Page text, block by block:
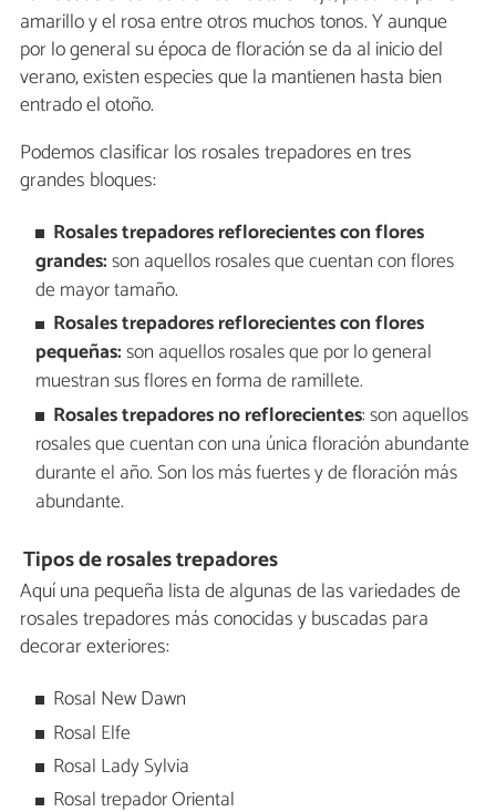
amarillo y el rosa entre otros muchos tonos. Y aunque
por lo general su época de floración se da al inicio del
verano, existen especies que la mantienen hasta bien
entrado el otoño.
Podemos clasificar los rosales trepadores en tres
grandes bloques:
Rosales trepadores reflorecientes con flores
grandes:son aquellos rosales que cuentan con flores
de mayor tamaño.
Rosales trepadores reflorecientes con flores
pequeñas:son aquellos rosales que por lo general
muestran sus flores en forma de ramillete.
Rosales trepadores no reflorecientes: son aquellos
rosales que cuentan con una única floración abundante
durante el año. Son los más fuertes y de floración más
abundante.
Tipos de rosales trepadores
Aquí una pequeña lista de algunas de las variedades de
rosales trepadores más conocidas y buscadas para
decorar exteriores:
Rosal New Dawn
Rosal Elfe
Rosal Lady Sylvia
Rosal trepador Oriental